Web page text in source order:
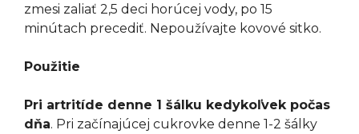
zmesi zaliať 2,5 deci horúcej vody, po 15
minútach precediť. Nepoužívajte kovové sitko.
Použitie
Pri artritíde denne 1 šálku kedykoľvek počas
dňa. Pri začínajúcej cukrovke denne 1-2 šálky